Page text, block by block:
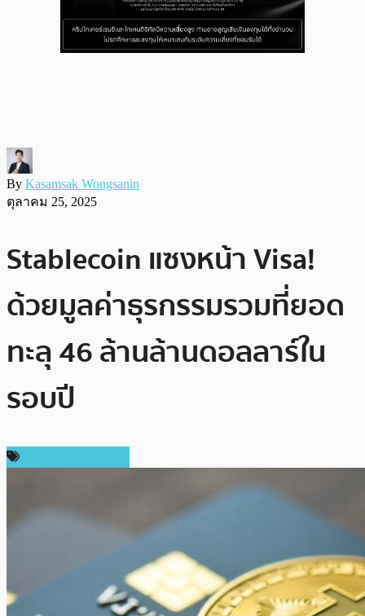
By Kasamsak Wongsanin
ตุลาคม 25, 2025
Stablecoin แซงหน้า Visa!
ด้วยมูลค่าธุรกรรมรวมที่ยอด
ทะลุ 46 ล้านล้านดอลลาร์ใน
รอบปี